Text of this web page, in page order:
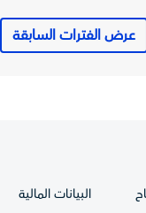
6,008.18
-
عرض الفترات السابقة
البيانات المالية